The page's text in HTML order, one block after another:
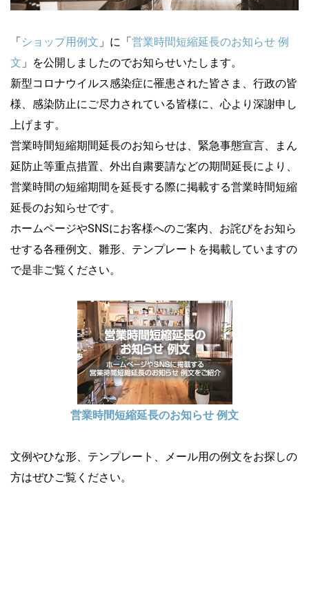
「ショップ用例文 」に「営業時間短縮延長のお知らせ 例
文 」を公開しましたのでお知らせいたします。
新型コロナウイルス感染症に罹患された皆さま、行政の皆
様、感染防止にご尽力されている皆様に、心より深謝申し
上げます。
営業時間短縮期間延長のお知らせは、緊急事態宣言、まん
延防止等重点措置、外出自粛要請などの期間延長により、
営業時間の短縮期間を延長する際に掲載する営業時間短縮
延長のお知らせです。
ホームページやSNSにお客様へのご案内、お詫びをお知ら
せする各種例文、雛形、テンプレートを掲載していますの
で是非ご覧ください。
営業時間短縮延長のお知らせ 例文
文例やひな形、テンプレート、メール用の例文をお探しの
方はぜひご覧ください。